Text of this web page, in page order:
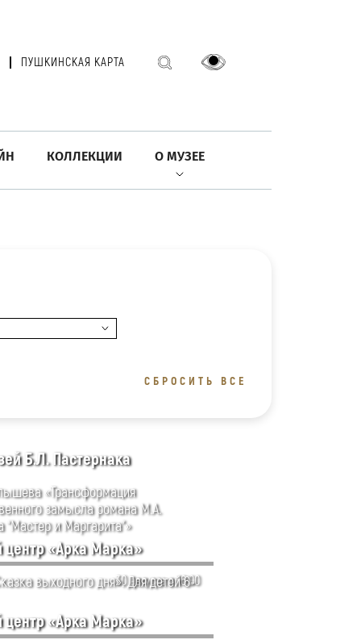
ПУШКИНСКАЯ КАРТА
КОЛЛЕКЦИИ О МУЗЕЕ
СБРОСИТЬ ВСЕ
30 августа в 16:00
Б.Л. Пастернака
«Трансформация
замысла романа М.А.
“Мастер и Маргарита”»
центр «Арка Марка»
выходного дня». Для детей 6-
центр «Арка Марка»